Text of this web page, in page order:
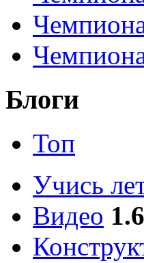
Блоги
Топ
Учись
Видео